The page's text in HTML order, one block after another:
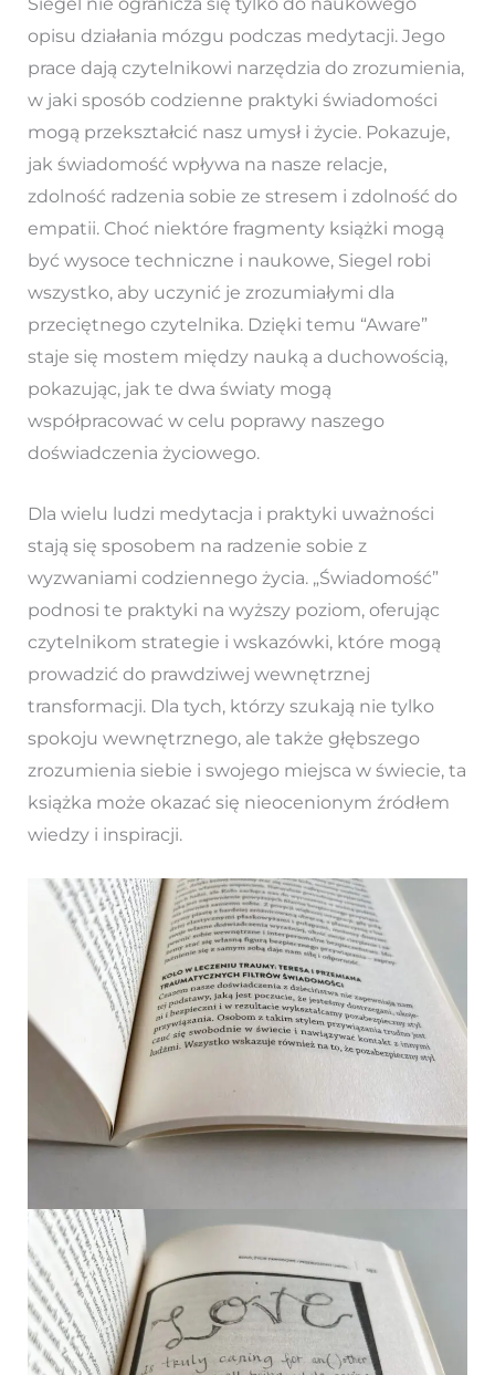
opisu działania mózgu podczas medytacji. Jego
prace dają czytelnikowi narzędzia do zrozumienia,
w jaki sposób codzienne praktyki świadomości
mogą przekształcić nasz umysł i życie. Pokazuje,
jak świadomość wpływa na nasze relacje,
zdolność radzenia sobie ze stresem i zdolność do
empatii. Choć niektóre fragmenty książki mogą
być wysoce techniczne i naukowe, Siegel robi
wszystko, aby uczynić je zrozumiałymi dla
przeciętnego czytelnika. Dzięki temu “Aware”
staje się mostem między nauką a duchowością,
pokazując, jak te dwa światy mogą
współpracować w celu poprawy naszego
doświadczenia życiowego.
Dla wielu ludzi medytacja i praktyki uważności
stają się sposobem na radzenie sobie z
wyzwaniami codziennego życia. „Świadomość”
podnosi te praktyki na wyższy poziom, oferując
czytelnikom strategie i wskazówki, które mogą
prowadzić do prawdziwej wewnętrznej
transformacji. Dla tych, którzy szukają nie tylko
spokoju wewnętrznego, ale także głębszego
zrozumienia siebie i swojego miejsca w świecie, ta
książka może okazać się nieocenionym źródłem
wiedzy i inspiracji.